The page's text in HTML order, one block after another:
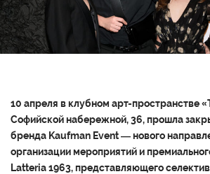
10 апреля в клубном арт-пространстве
Софийской набережной, 36, прошла
бренда Kaufman Event— нового
организации мероприятий и
Latteria 1963,представляющего